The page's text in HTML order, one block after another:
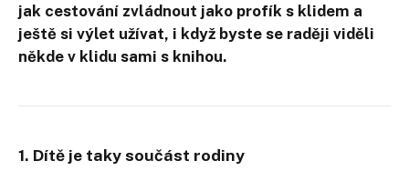
jak cestování zvládnout jako profík s klidem a
ještě si výlet užívat, i když byste se raději viděli
někde v klidu sami s knihou.
1. Dítě je taky součást rodiny